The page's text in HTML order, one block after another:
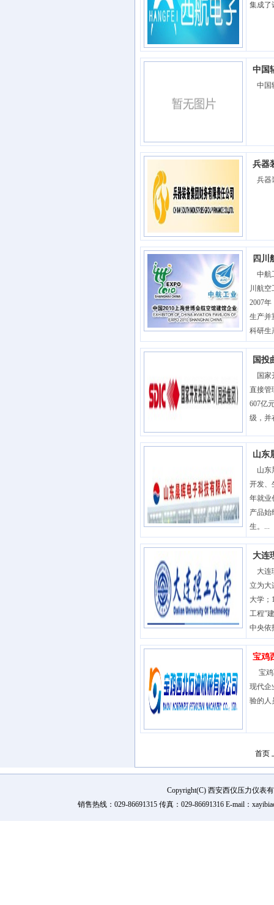
集成了
中国
中国
兵器
兵器
四川
中航
川航
2007
生产并
科研生
国投
国家
直接管
607亿
级，并
山东
山东
开发、
年就业
产品始
生。...
大连
大连
立为大
大学；
工程”
中央依
宝鸡
宝鸡
现代企
验的人
首页
Copyright(C) 西安西仪压力仪表
销售热线：029-86691315 传真：029-86691316 E-mail：